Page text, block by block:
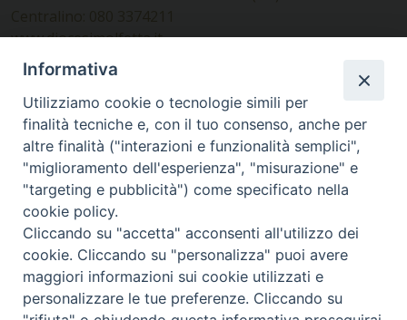
www.diocesimolfetta.it –
diocesimolfetta@pec.chiesacattolica.it
Ufficio Comunicazioni sociali
Piazza Giovene 4 – 70056 Molfetta (BA)
comunicazionisociali@diocesimolfetta.it
SEGUICI SU
Facebook
Instagram
X YouTube
Feed
Privacy Policy - trasparenza
Informativa
Utilizziamo cookie o tecnologie simili per
finalità tecniche e, con il tuo consenso, anche per
altre finalità ("interazioni e funzionalità semplici",
"miglioramento dell'esperienza", "misurazione" e
"targeting e pubblicità") come specificato nella
cookie policy.
Cliccando su "accetta" acconsenti all'utilizzo dei
cookie. Cliccando su "personalizza" puoi avere
maggiori informazioni sui cookie utilizzati e
personalizzare le tue preferenze. Cliccando su